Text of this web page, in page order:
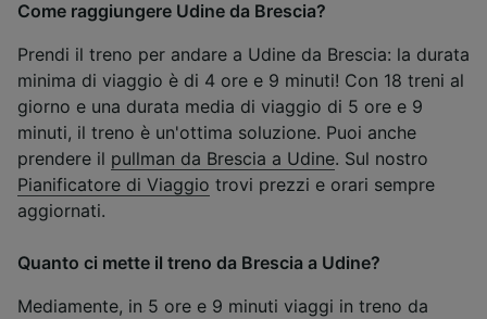
Come raggiungere Udine da Brescia?
Prendi il treno per andare a Udine da Brescia: la durata
minima di viaggio è di 4 ore e 9 minuti! Con 18 treni al
giorno e una durata media di viaggio di 5 ore e 9
minuti, il treno è un'ottima soluzione. Puoi anche
prendere il pullman da Brescia a Udine. Sul nostro
Pianificatore di Viaggio trovi prezzi e orari sempre
aggiornati.
Quanto ci mette il treno da Brescia a Udine?
Mediamente, in 5 ore e 9 minuti viaggi in treno da